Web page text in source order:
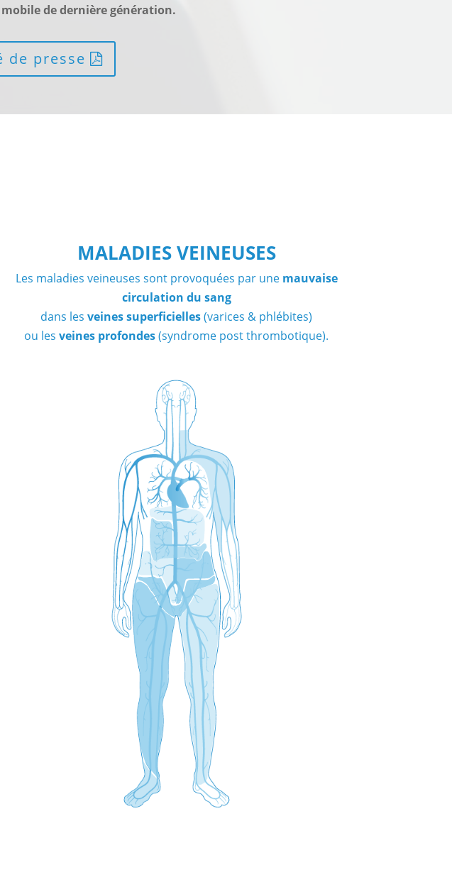
de dernière génération.
de presse
MALADIES VEINEUSES
Les maladies veineuses sont provoquées par une mauvaise
circulation du sang
dans lesveines superficielles(varices & phlébites)
ou lesveines profondes(syndrome post thrombotique).